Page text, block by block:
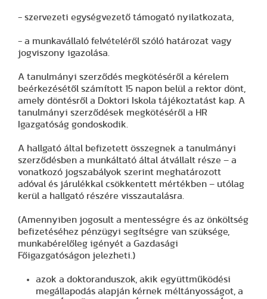
- szervezeti egységvezető támogató nyilatkozata,
- a munkavállaló felvételéről szóló határozat vagy
jogviszony igazolása.
A tanulmányi szerződés megkötéséről a kérelem
beérkezésétől számított 15 napon belül a rektor dönt,
amely döntésről a Doktori Iskola tájékoztatást kap. A
tanulmányi szerződések megkötéséről a HR
Igazgatóság gondoskodik.
A hallgató által befizetett összegnek a tanulmányi
szerződésben a munkáltató által átvállalt része – a
vonatkozó jogszabályok szerint meghatározott
adóval és járulékkal csökkentett mértékben – utólag
kerül a hallgató részére visszautalásra.
(Amennyiben jogosult a mentességre és az önköltség
befizetéséhez pénzügyi segítségre van szüksége,
munkabérelőleg igényét a Gazdasági
Főigazgatóságon jelezheti.)
azok a doktoranduszok, akik együttműködési
megállapodás alapján kérnek méltányosságot, a